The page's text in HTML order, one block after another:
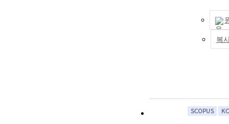
복